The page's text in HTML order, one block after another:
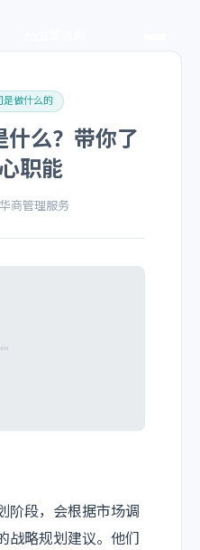
是做什么的
么？带你了
职能
华商管理服务
阶段，会根据市场调
战略规划建议。他们